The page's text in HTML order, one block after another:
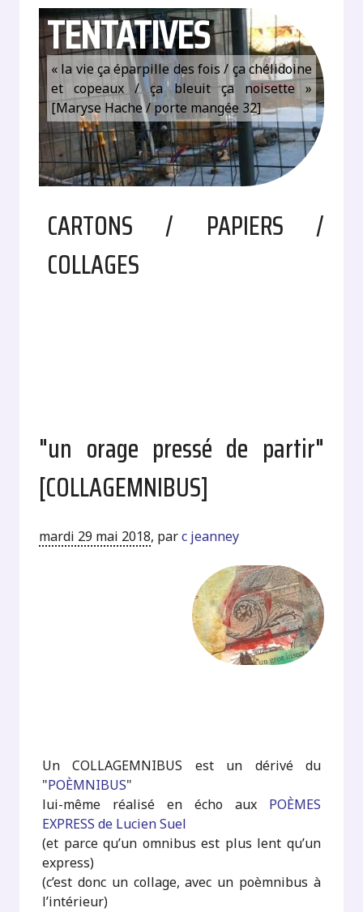
TENTATIVES
« la vie ça éparpille des fois / ça chélidoine
et copeaux / ça bleuit ça noisette »
[Maryse Hache / porte mangée 32]
CARTONS / PAPIERS /
COLLAGES
"un orage pressé de partir"
[COLLAGEMNIBUS]
mardi 29 mai 2018, parc jeanney
Un COLLAGEMNIBUS est un dérivé du
"POÈMNIBUS"
lui-même réalisé en écho aux POÈMES
EXPRESS de Lucien Suel
(et parce qu’un omnibus est plus lent qu’un
express)
(c’est donc un collage, avec un poèmnibus à
l’intérieur)